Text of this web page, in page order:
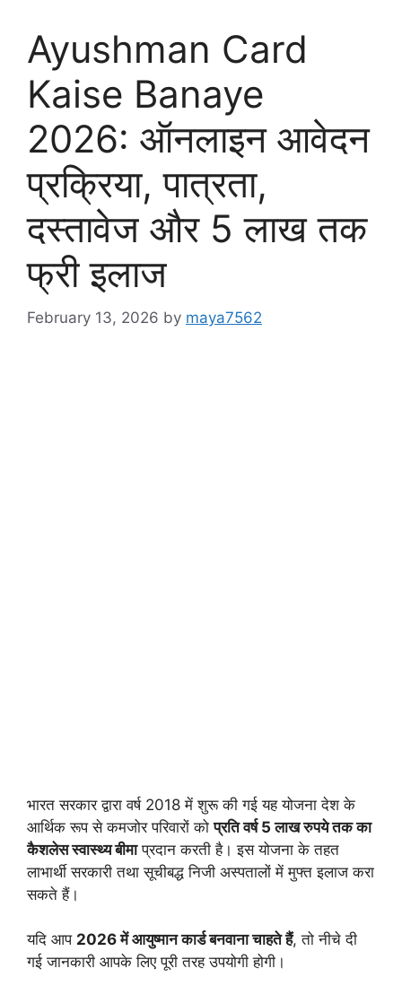
Ayushman Card
Kaise Banaye
2026: ऑनलाइन आवेदन
प्रक्रिया, पात्रता,
दस्तावेज और 5 लाख तक
फ्री इलाज
February 13, 2026 by maya7562
भारत सरकार द्वारा वर्ष 2018 में शुरू की गई यह योजना देश के
आर्थिक रूप से कमजोर परिवारों कोप्रति वर्ष 5 लाख रुपये तक का
कैशलेस स्वास्थ्य बीमाप्रदान करती है। इस योजना के तहत
लाभार्थी सरकारी तथा सूचीबद्ध निजी अस्पतालों में मुफ्त इलाज करा
सकते हैं।
यदि आप 2026 में आयुष्मान कार्ड बनवाना चाहते हैं, तो नीचे दी
गई जानकारी आपके लिए पूरी तरह उपयोगी होगी।